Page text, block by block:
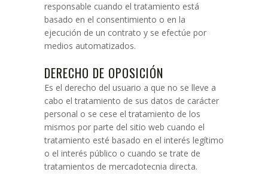
responsable cuando el tratamiento está
basado en el consentimiento o en la
ejecución de un contrato y se efectúe por
medios automatizados.
DERECHO DE OPOSICIÓN
Es el derecho del usuario a que no se lleve a
cabo el tratamiento de sus datos de carácter
personal o se cese el tratamiento de los
mismos por parte del sitio web cuando el
tratamiento esté basado en el interés legítimo
o el interés público o cuando se trate de
tratamientos de mercadotecnia directa.